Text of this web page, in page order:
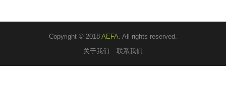
Copyright © 2018 AEFA. All rights reserved.
关于我们
联系我们